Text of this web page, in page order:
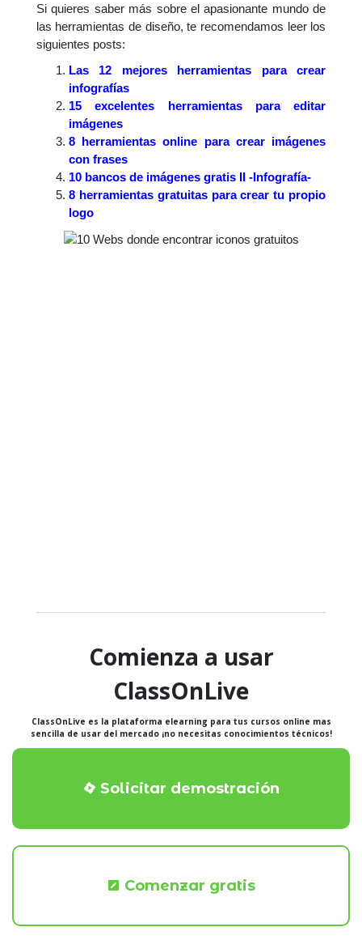
Si quieres saber más sobre el apasionante mundo de
las herramientas de diseño, te recomendamos leer los
siguientes posts:
Las 12 mejores herramientas para crear
infografías
15 excelentes herramientas para editar
imágenes
8 herramientas online para crear imágenes
con frases
10 bancos de imágenes gratis II -Infografía-
8 herramientas gratuitas para crear tu propio
logo
Comienza a usar
ClassOnLive
ClassOnLive es la plataforma elearning para tus cursos online mas
sencilla de usar del mercado ¡no necesitas conocimientos técnicos!
Solicitar demostración
Comenzar gratis